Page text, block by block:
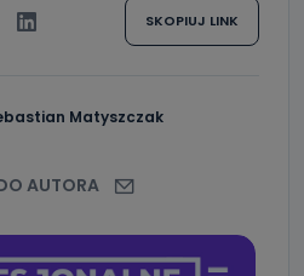
SKOPIUJ LINK
Matyszczak
AUTORA